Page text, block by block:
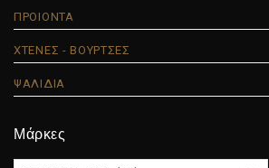
ΠΡΟΙΟΝΤΑ
ΧΤΕΝΕΣ - ΒΟΥΡΤΣΕΣ
ΨΑΛΙΔΙΑ
Μάρκες